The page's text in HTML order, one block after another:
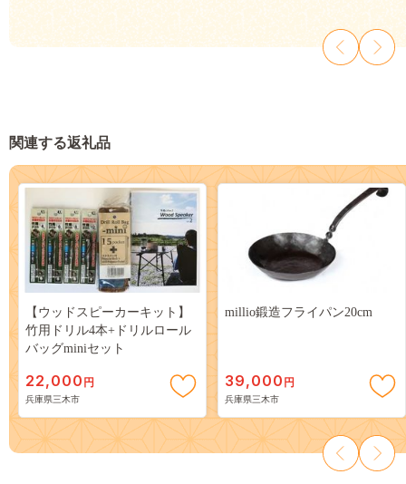
関連する返礼品
【ウッドスピーカーキット】
竹用ドリル4本+ドリルロール
バッグminiセット
22,000 円
兵庫県三木市
millio鍛造フライパン20cm
39,000 円
兵庫県三木市